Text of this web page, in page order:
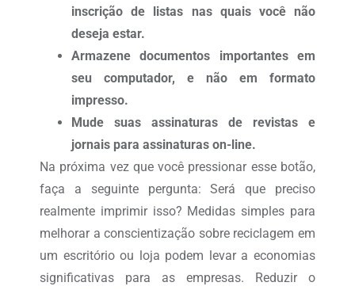
inscrição de listas nas quais você não
deseja estar.
Armazene documentos importantes em
seu computador, e não em formato
impresso.
Mude suas assinaturas de revistas e
jornais para assinaturas on-line.
Na próxima vez que você pressionar esse botão,
faça a seguinte pergunta: Será que preciso
realmente imprimir isso? Medidas simples para
melhorar a conscientização sobre reciclagem em
um escritório ou loja podem levar a economias
significativas para as empresas. Reduzir o